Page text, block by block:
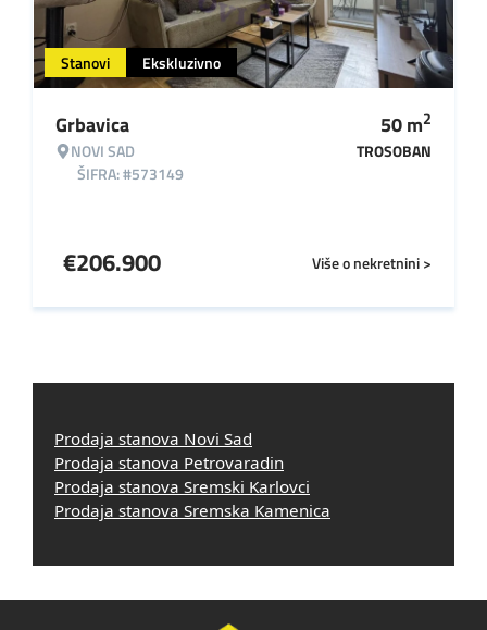
Stanovi Ekskluzivno
Grbavica
NOVI SAD
ŠIFRA: #573149
50m2
TROSOBAN
Više o nekretnini >
€206.900
Prodaja stanova Novi Sad
Prodaja stanova Petrovaradin
Prodaja stanova Sremski Karlovci
Prodaja stanova Sremska Kamenica